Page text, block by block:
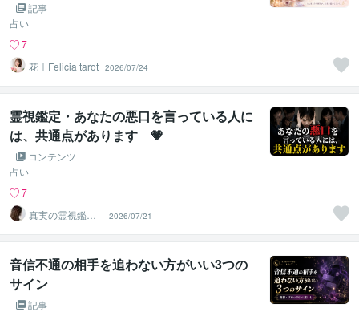
記事
占い
7
花｜Felicia tarot 2026/07/24
霊視鑑定・あなたの悪口を言っている人に
は、共通点があります 💗
コンテンツ
占い
7
真実の霊視鑑定
✨アダ369✨
2026/07/21
音信不通の相手を追わない方がいい3つの
サイン
記事